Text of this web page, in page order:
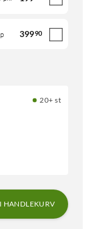
39990
20+ st
HANDLEKURV